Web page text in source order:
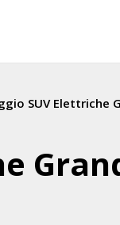
SUV Elettriche